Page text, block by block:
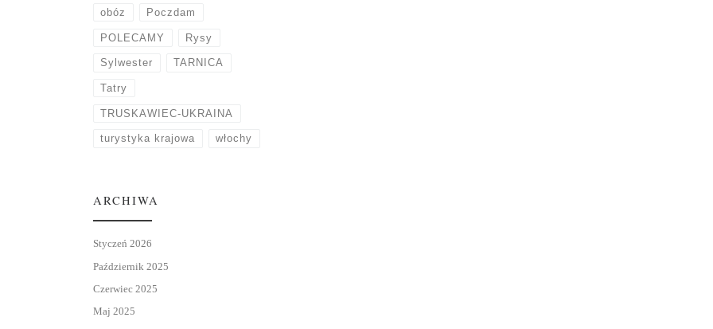
obóz Poczdam
POLECAMY Rysy
Sylwester TARNICA
Tatry
TRUSKAWIEC-UKRAINA
turystyka krajowa włochy
ARCHIWA
Styczeń 2026
Październik 2025
Czerwiec 2025
Maj 2025